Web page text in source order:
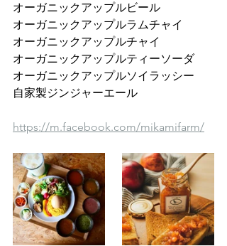
オーガニックアップルビール
オーガニックアップルラムチャイ
オーガニックアップルチャイ
オーガニックアップルティーソーダ
オーガニックアップルソイラッシー
自家製ジンジャーエール
https://m.facebook.com/mikamifarm/